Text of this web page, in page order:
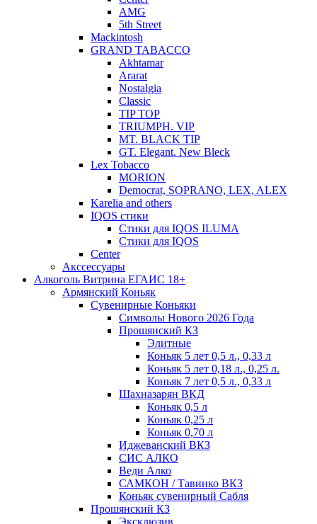
AMG
5th Street
Mackintosh
GRAND TABACCO
Akhtamar
Ararat
Nostalgia
Classic
TIP TOP
TRIUMPH. VIP
MT. BLACK TIP
GT. Elegant. New Bleck
Lex Tobacco
MORION
Democrat, SOPRANO, LEX, ALEX
Karelia and others
IQOS стики
Стики для IQOS ILUMA
Стики для IQOS
Сenter
Акссессуары
Алкоголь Витрина ЕГАИС 18+
Армянский Коньяк
Сувенирные Коньяки
Символы Нового 2026 Года
Прошянский КЗ
Элитные
Коньяк 5 лет 0,5 л., 0,33 л
Коньяк 5 лет 0,18 л., 0,25 л.
Коньяк 7 лет 0,5 л., 0,33 л
Шахназарян ВКД
Коньяк 0,5 л
Коньяк 0,25 л
Коньяк 0,70 л
Иджеванский ВКЗ
СИС АЛКО
Веди Алко
САМКОН / Тавинко ВКЗ
Коньяк сувенирный Сабля
Прошянский КЗ
Эксклюзив